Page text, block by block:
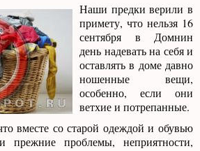
Наши предки верили в
примету, что нельзя 16
сентября в Домнин
день надевать на себя и
оставлять в доме давно
ношенные вещи,
особенно, если они
ветхие и потрепанные.
вместе со старой одеждой и обувью
прежние проблемы, неприятности,